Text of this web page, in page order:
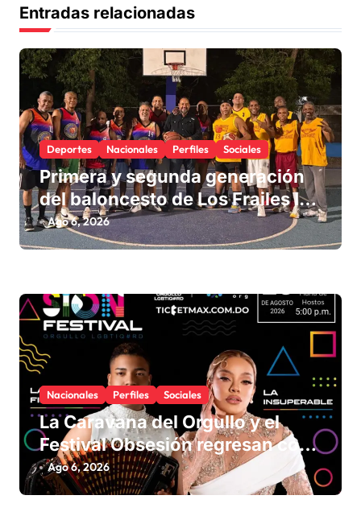
d
e
e
n
t
r
a
d
a
s
Entradas relacionadas
Deportes Nacionales Perfiles Sociales
Primera y segunda generación
del baloncesto de Los Frailes I
fortalecen la hermandad en
histórico reencuentro
Ago 6, 2026
Nacionales Perfiles Sociales
La Caravana del Orgullo y el
Festival Obsesión regresan con
La Insuperable y La Fiera Típica
Ago 6, 2026